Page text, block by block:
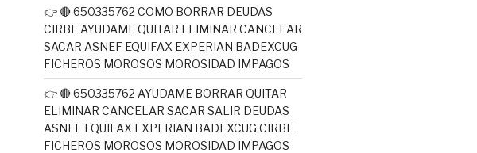
👉 🔴 650335762 COMO BORRAR DEUDAS
CIRBE AYUDAME QUITAR ELIMINAR CANCELAR
SACAR ASNEF EQUIFAX EXPERIAN BADEXCUG
FICHEROS MOROSOS MOROSIDAD IMPAGOS
👉 🔴 650335762 AYUDAME BORRAR QUITAR
ELIMINAR CANCELAR SACAR SALIR DEUDAS
ASNEF EQUIFAX EXPERIAN BADEXCUG CIRBE
FICHEROS MOROSOS MOROSIDAD IMPAGOS